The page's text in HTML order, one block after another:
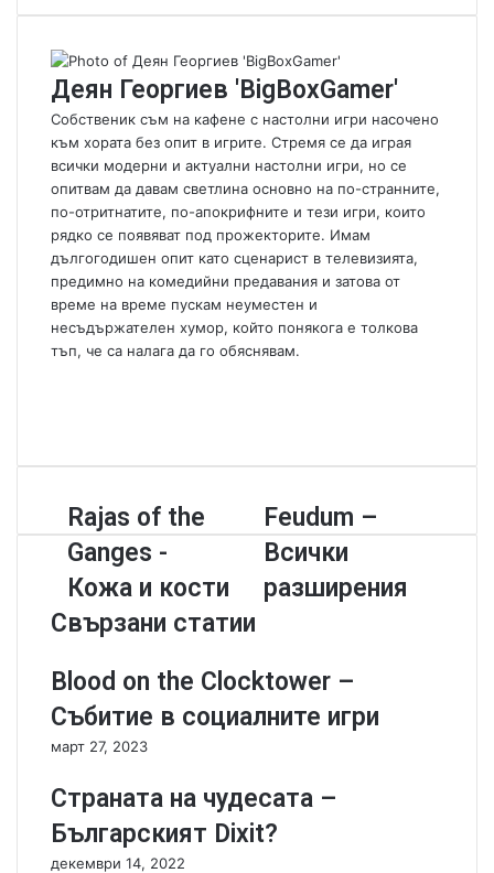
d
n
Деян Георгиев 'BigBoxGamer'
Собственик съм на кафене с настолни игри насочено
към хората без опит в игрите. Стремя се да играя
всички модерни и актуални настолни игри, но се
опитвам да давам светлина основно на по-странните,
по-отритнатите, по-апокрифните и тези игри, които
рядко се появяват под прожекторите. Имам
дългогодишен опит като сценарист в телевизията,
предимно на комедийни предавания и затова от
време на време пускам неуместен и
несъдържателен хумор, който понякога е толкова
тъп, че са налага да го обяснявам.
ie
o
u
b
R
a
j
a
o
t
e
G
n
g
e
s
Rajas of the
Ganges -
Кожа и кости
F
e
u
d
u
В
и
и
р
а
Feudum –
Всички
разширения
Свързани статии
Blood on the Clocktower –
Събитие в социалните игри
март 27, 2023
Страната на чудесата –
Българският Dixit?
декември 14, 2022